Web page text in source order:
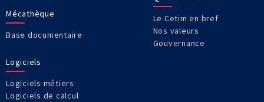
Mécathèque
Base documentaire
Logiciels
Logiciels métiers
Logiciels de calcul
Le Cetim en bref
Nos valeurs
Gouvernance